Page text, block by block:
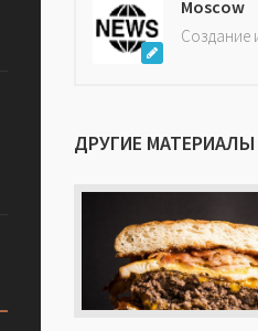
Moscow
Создание
ДРУГИЕ